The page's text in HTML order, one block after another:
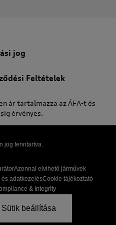
jog
Feltételek
ár tartalmazza az ÁFA-t és
érvényes.
jog fenntartva.
Azonnal elvihető járművek
adatkezelésCookie tájékoztató
& Integrity
Sütik beállítása